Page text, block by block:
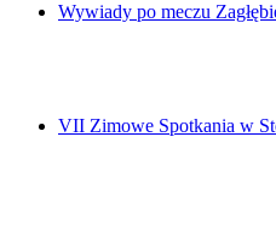
Wywiady po meczu
VII Zimowe Spotkania w